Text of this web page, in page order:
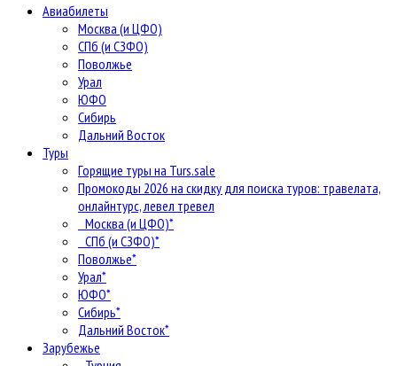
Авиабилеты
Москва (и ЦФО)
СПб (и СЗФО)
Поволжье
Урал
ЮФО
Сибирь
Дальний Восток
Туры
Горящие туры на Turs.sale
Промокоды 2026 на скидку для поиска туров: травелата,
онлайнтурс, левел тревел
Москва (и ЦФО)*
СПб (и СЗФО)*
Поволжье*
Урал*
ЮФО*
Сибирь*
Дальний Восток*
Зарубежье